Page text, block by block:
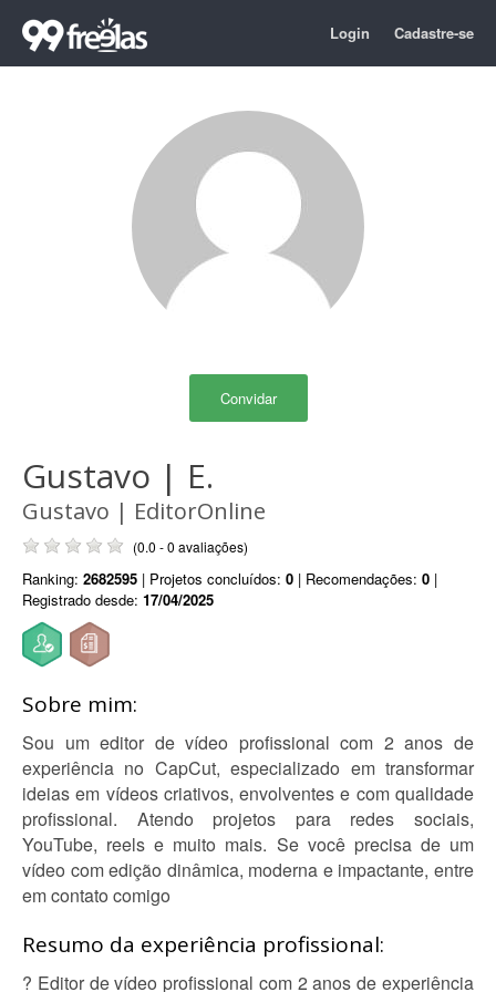
Login Cadastre-se
Convidar
Gustavo | E.
Gustavo | EditorOnline
(0.0 - 0 avaliações)
Ranking: 2682595 | Projetos concluídos: 0 | Recomendações: 0 |
Registrado desde: 17/04/2025
Sobre mim:
Sou um editor de vídeo profissional com 2 anos de
experiência no CapCut, especializado em transformar
ideias em vídeos criativos, envolventes e com qualidade
profissional. Atendo projetos para redes sociais,
YouTube, reels e muito mais. Se você precisa de um
vídeo com edição dinâmica, moderna e impactante, entre
em contato comigo
Resumo da experiência profissional:
? Editor de vídeo profissional com 2 anos de experiência